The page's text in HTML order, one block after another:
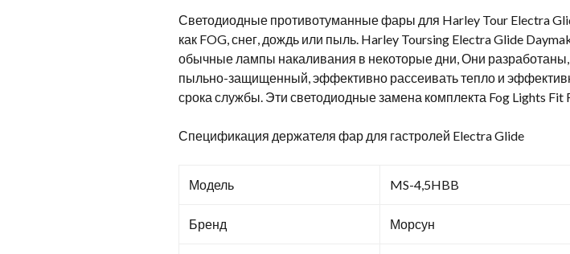
Светодиодные противотуманные фары для Harley Tour Electra
как FOG, снег, дождь или пыль. Harley Toursing Electra Glide
обычные лампы накаливания в некоторые дни, Они
пыльно-защищенный, эффективно рассеивать тепло и
срока службы. Эти светодиодные замена комплекта Fog Lights Fit
Спецификация держателя фар для гастролей Electra Glide
Модель MS-4,5HBB
Бренд Морсун